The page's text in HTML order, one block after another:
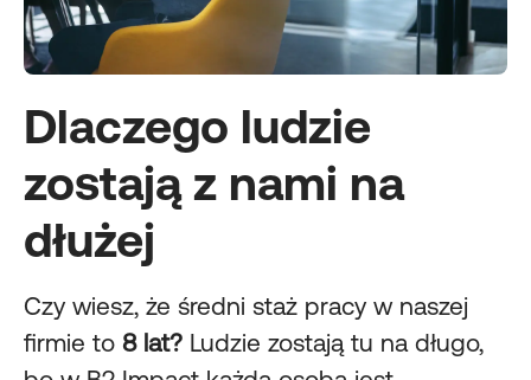
Dlaczego ludzie
zostają z nami na
dłużej
Czy wiesz, że średni staż pracy w naszej
firmie to 8 lat? Ludzie zostają tu na długo,